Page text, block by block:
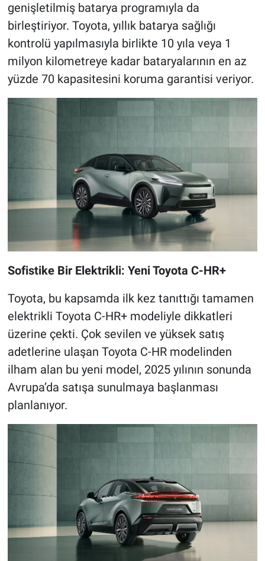
genişletilmiş batarya programıyla da
birleştiriyor. Toyota, yıllık batarya sağlığı
kontrolü yapılmasıyla birlikte 10 yıla veya 1
milyon kilometreye kadar bataryalarının en az
yüzde 70 kapasitesini koruma garantisi veriyor.
Sofistike Bir Elektrikli: Yeni Toyota C-HR+
Toyota, bu kapsamda ilk kez tanıttığı tamamen
elektrikli Toyota C-HR+ modeliyle dikkatleri
üzerine çekti. Çok sevilen ve yüksek satış
adetlerine ulaşan Toyota C-HR modelinden
ilham alan bu yeni model, 2025 yılının sonunda
Avrupa’da satışa sunulmaya başlanması
planlanıyor.